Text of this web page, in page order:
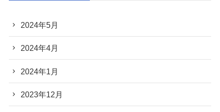
2024年5月
2024年4月
2024年1月
2023年12月